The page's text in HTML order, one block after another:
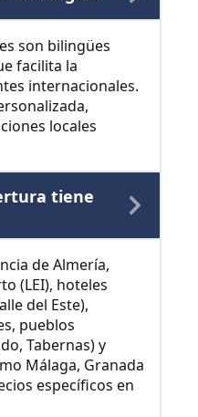
son bilingües
facilita la
internacionales.
locales
tiene
de Almería,
(LEI), hoteles
del Este),
pueblos
Tabernas) y
Málaga, Granada
específicos en